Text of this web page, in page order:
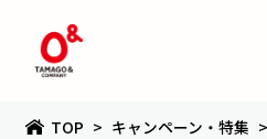
TOP キャンペーン・特集